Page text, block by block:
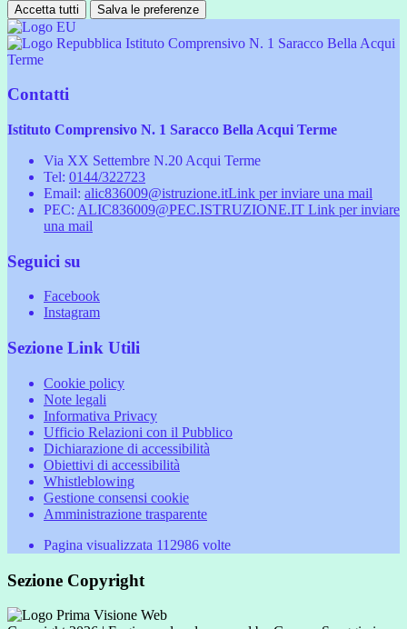
Accetta tutti Salva le preferenze
Istituto Comprensivo N. 1 Saracco Bella Acqui
Terme
Contatti
Istituto Comprensivo N. 1 Saracco Bella Acqui Terme
Via XX Settembre N.20 Acqui Terme
Tel: 0144/322723
Email: alic836009@istruzione.itLink per inviare una mail
PEC: ALIC836009@PEC.ISTRUZIONE.IT Link per inviare
una mail
Seguici su
Facebook
Instagram
Sezione Link Utili
Cookie policy
Note legali
Informativa Privacy
Ufficio Relazioni con il Pubblico
Dichiarazione di accessibilità
Obiettivi di accessibilità
Whistleblowing
Gestione consensi cookie
Amministrazione trasparente
Pagina visualizzata 112986 volte
Sezione Copyright